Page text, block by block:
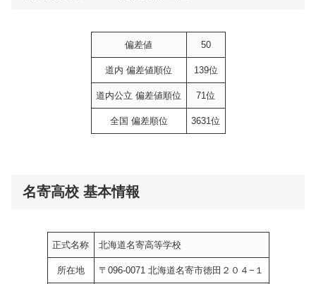
偏差値 50
道内 偏差値順位 139位
道内公立 偏差値順位 71位
全国 偏差順位 3631位
名寄高校 基本情報
正式名称 北海道名寄高等学校
所在地 〒096-0071 北海道名寄市徳田２０４−１